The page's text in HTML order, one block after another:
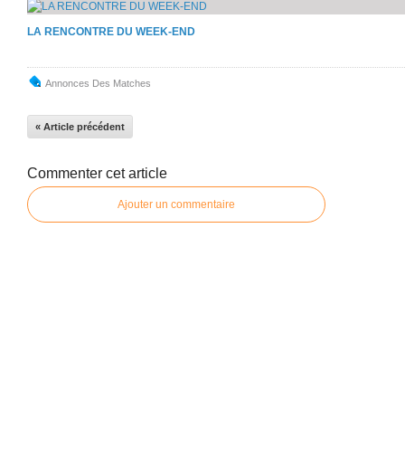
LA RENCONTRE DU WEEK-END
Annonces Des Matches
« Article précédent
Commenter cet article
Ajouter un commentaire